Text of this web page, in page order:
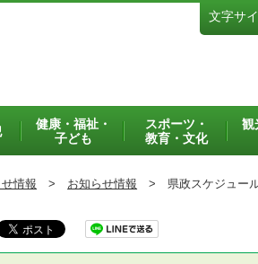
文字サ
健康・福祉・
子ども
スポーツ・
教育・文化
観
情報 > お知らせ情報 > 県政スケジュー